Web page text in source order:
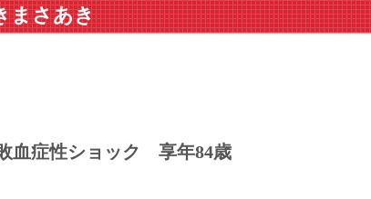
まさあき
血症性ショック 享年84歳